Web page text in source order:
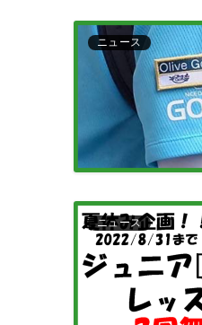
ニュース
ニュース